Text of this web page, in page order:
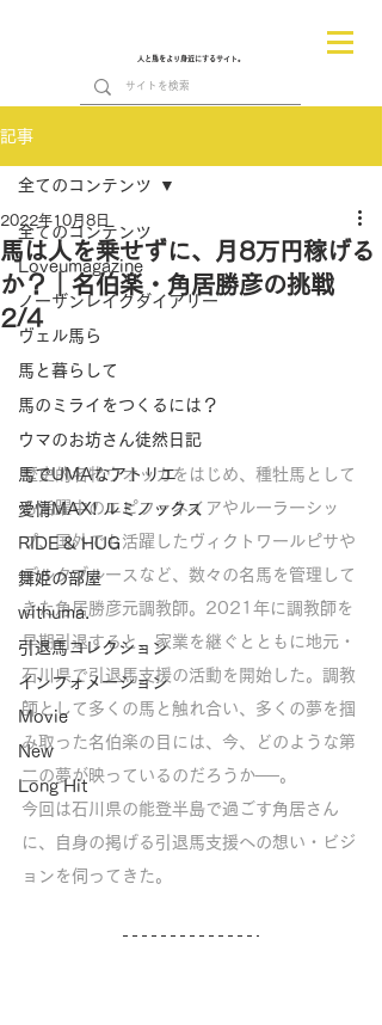
人と馬をより身近にするサイト。
記事
全てのコンテンツ
Loveumagazine
ノーザンレイクダイアリー
ヴェル馬ら
馬と暮らして
馬のミライをつくるには？
ウマのお坊さん徒然日記
馬でUMAなアトリエ
愛情MAX! ルミノックス
RIDE & HUG
舞姫の部屋
withuma.
引退馬コレクション
インフォメーション
Movie
New
Long Hit
全てのコンテンツ
馬は人を乗せずに、月8万円稼げる
か？｜名伯楽・角居勝彦の挑戦
2/4
2022年10月8日
歴史的名牝ウオッカをはじめ、種牡馬として
も活躍中のエピファネイアやルーラーシッ
プ、国外でも活躍したヴィクトワールピサや
デルタブルースなど、数々の名馬を管理して
きた角居勝彦元調教師。2021年に調教師を
早期引退すると、家業を継ぐとともに地元・
石川県で引退馬支援の活動を開始した。調教
師として多くの馬と触れ合い、多くの夢を掴
み取った名伯楽の目には、今、どのような第
二の夢が映っているのだろうか──。
今回は石川県の能登半島で過ごす角居さん
に、自身の掲げる引退馬支援への想い・ビジ
ョンを伺ってきた。